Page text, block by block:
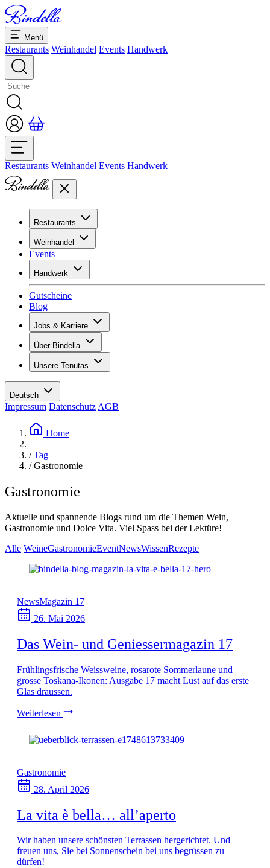
Menü
Restaurants Weinhandel Events Handwerk
Restaurants Weinhandel Events Handwerk
Restaurants
Übersicht Restaurants
Bankette & Events
Dolcezze
Weinhandel
Übersicht
Sortiment
Vinotecas
Inspiration
Weinwissen
Events
Handwerk
Übersicht
Gipsen
Gutscheine
Blog
Jobs & Karriere
Übersicht
Offene Stellen
Ihre Vorteile
Werte
Über Bindella
Geschichte
Les Moby Dicks
Kontakte
Nachhaltigkeit
Unsere Tenutas
Deutsch
Impressum Datenschutz AGB
Home
/ Tag
/ Gastronomie
Gastronomie
Aktuelle und spannende Blogs rund um die Themen Wein,
Gastronomie und Dolce Vita. Viel Spass bei der Lektüre!
Alle WeineGastronomieEventNewsWissenRezepte
NewsMagazin 17
26. Mai 2026
Das Wein- und Geniessermagazin 17
Frühlingsfrische Weissweine, rosarote Sommerlaune und
grosse Toskana-Ikonen: Ausgabe 17 macht Lust auf das erste
Glas draussen.
Weiterlesen
Gastronomie
28. April 2026
La vita è bella… all’aperto
Wir haben unsere schönsten Terrassen hergerichtet. Und
freuen uns, Sie bei Sonnenschein bei uns begrüssen zu
dürfen!